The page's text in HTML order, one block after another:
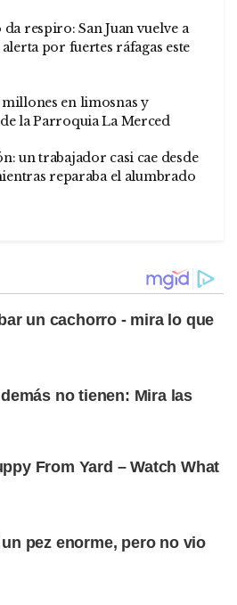
respiro: San Juan vuelve a
por fuertes ráfagas este
en limosnas y
la Parroquia La Merced
un trabajador casi cae desde
reparaba el alumbrado